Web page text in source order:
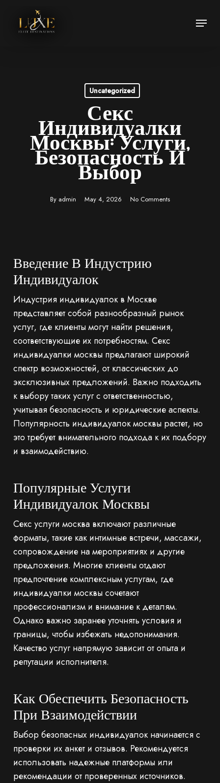
Menu
Uncategorized
Секс
Индивидуалки
Москвы: Услуги,
Безопасность И
Выбор
By admin May 4, 2026 No Comments
Введение В Индустрию
Индивидуалок
Индустрия индивидуалок в Москве
представляет собой разнообразный рынок
услуг, где клиенты могут найти решения,
соответствующие их потребностям. Секс
индивидуалки москвы предлагают широкий
спектр возможностей, от классических до
эксклюзивных предложений. Важно подходить
к выбору таких услуг с ответственностью,
учитывая безопасность и юридические аспекты.
Популярность индивидуалок москвы растет, но
это требует внимательного подхода к их подбору
и взаимодействию.
Популярные Услуги
Индивидуалок Москвы
Секс услуги москва включают различные
форматы, такие как интимные встречи, массажи,
сопровождение на мероприятиях и другие
предложения. Многие клиенты отдают
предпочтение комплексным услугам, где
индивидуалки москвы сочетают
профессионализм и внимание к деталям.
Однако важно заранее уточнять условия и
границы, чтобы избежать недопонимания.
Качество услуг напрямую зависит от опыта и
репутации исполнителя.
Как Обеспечить Безопасность
При Взаимодействии
Выбор безопасных индивидуалок начинается с
проверки их анкет и отзывов. Рекомендуется
использовать надежные платформы или
рекомендации от проверенных источников.
Close